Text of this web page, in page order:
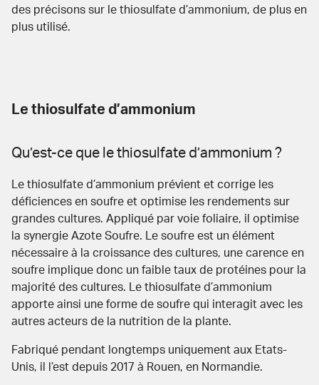
des précisons sur le thiosulfate d’ammonium, de plus en
plus utilisé.
Le thiosulfate d’ammonium
Qu’est-ce que le thiosulfate d’ammonium ?
Le thiosulfate d’ammonium prévient et corrige les
déficiences en soufre et optimise les rendements sur
grandes cultures. Appliqué par voie foliaire, il optimise
la synergie Azote Soufre. Le soufre est un élément
nécessaire à la croissance des cultures, une carence en
soufre implique donc un faible taux de protéines pour la
majorité des cultures. Le thiosulfate d’ammonium
apporte ainsi une forme de soufre qui interagit avec les
autres acteurs de la nutrition de la plante.
Fabriqué pendant longtemps uniquement aux Etats-
Unis, il l’est depuis 2017 à Rouen, en Normandie.